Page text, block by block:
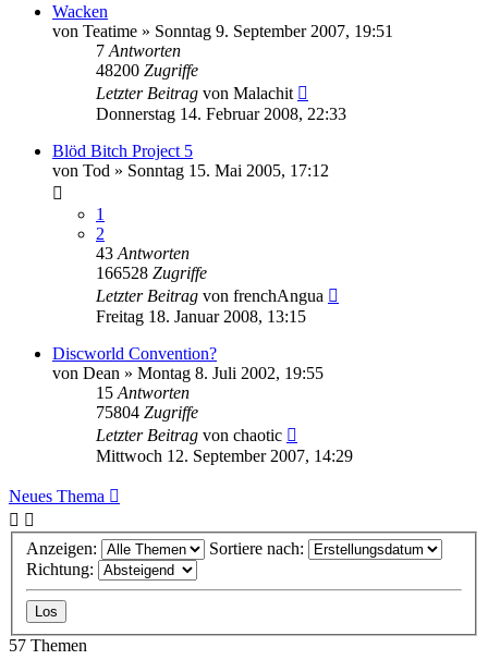
Wacken
von Teatime » Sonntag 9. September 2007, 19:51
7 Antworten
48200 Zugriffe
Letzter Beitrag von Malachit
Donnerstag 14. Februar 2008, 22:33
Blöd Bitch Project 5
von Tod » Sonntag 15. Mai 2005, 17:12
1
2
43 Antworten
166528 Zugriffe
Letzter Beitrag von frenchAngua
Freitag 18. Januar 2008, 13:15
Discworld Convention?
von Dean » Montag 8. Juli 2002, 19:55
15 Antworten
75804 Zugriffe
Letzter Beitrag von chaotic
Mittwoch 12. September 2007, 14:29
Neues Thema
Anzeigen:
Sortiere nach:
Richtung:
57 Themen